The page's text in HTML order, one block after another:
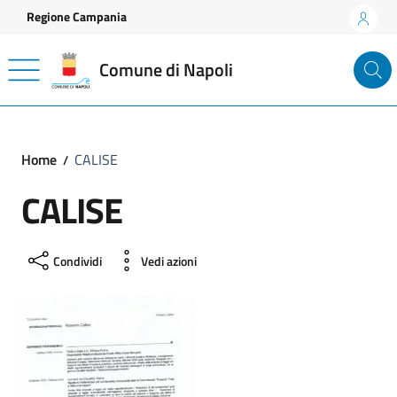
Vai ai contenuti
Vai al footer
Regione Campania
Comune di Napoli
Home CALISE
CALISE
Condividi Vedi azioni